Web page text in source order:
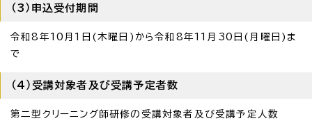
（3）申込受付期間
令和8年10月1日(木曜日)から令和8年11月30日(月曜日)ま
で
（4）受講対象者及び受講予定者数
第二型クリーニング師研修の受講対象者及び受講予定人数